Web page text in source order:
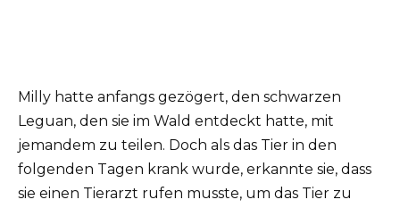
Milly hatte anfangs gezögert, den schwarzen
Leguan, den sie im Wald entdeckt hatte, mit
jemandem zu teilen. Doch als das Tier in den
folgenden Tagen krank wurde, erkannte sie, dass
sie einen Tierarzt rufen musste, um das Tier zu